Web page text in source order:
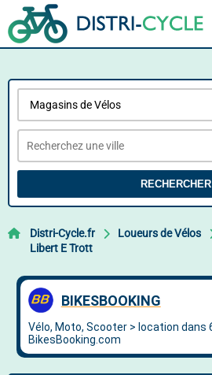
RECHERCHER
Distri-Cycle.fr Loueurs de Vélos
Libert E Trott